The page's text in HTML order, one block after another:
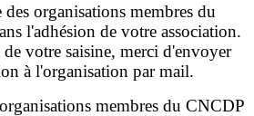
organisations membres du
l'adhésion de votre association.
votre saisine, merci d'envoyer
à l'organisation par mail.
membres du CNCDP